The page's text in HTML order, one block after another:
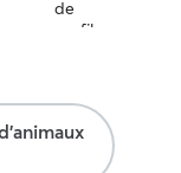
nos chats
entièrement
pas à faire
Merci encore